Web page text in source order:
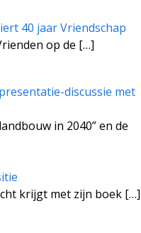
40 jaar Vriendschap
op de […]
discussie met
in 2040” en de
krijgt met zijn boek […]